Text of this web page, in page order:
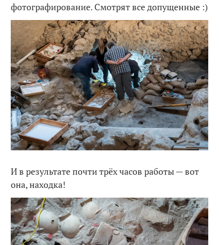
фотографирование. Смотрят все допущенные :)
И в результате почти трёх часов работы — вот
она, находка!